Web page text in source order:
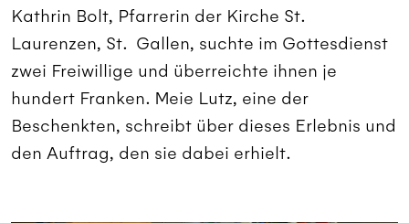
Kathrin Bolt, Pfarrerin der Kirche St.
Laurenzen, St. Gallen, suchte im Gottesdienst
zwei Freiwillige und überreichte ihnen je
hundert Franken. Meie Lutz, eine der
Beschenkten, schreibt über dieses Erlebnis und
den Auftrag, den sie dabei erhielt.